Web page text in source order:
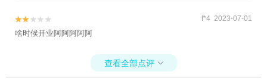

 f*4 2023-07-01
啥时候开业阿阿阿阿阿
查看全部点评 